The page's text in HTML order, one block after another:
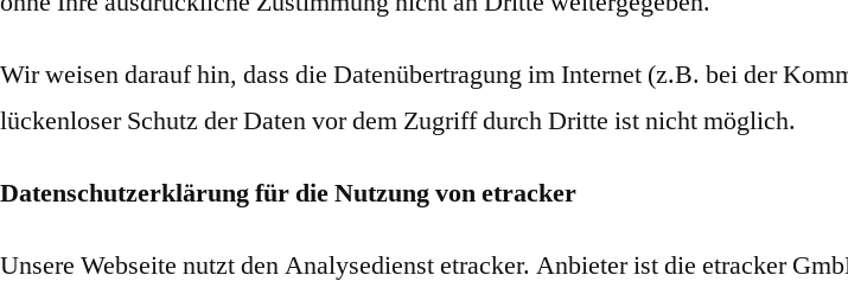
Wir weisen darauf hin, dass die Datenübertragung im Internet (z.B. bei der
lückenloser Schutz der Daten vor dem Zugriff durch Dritte ist nicht möglich.
Datenschutzerklärung für die Nutzung von etracker
Unsere Webseite nutzt den Analysedienst etracker. Anbieter ist die etracker